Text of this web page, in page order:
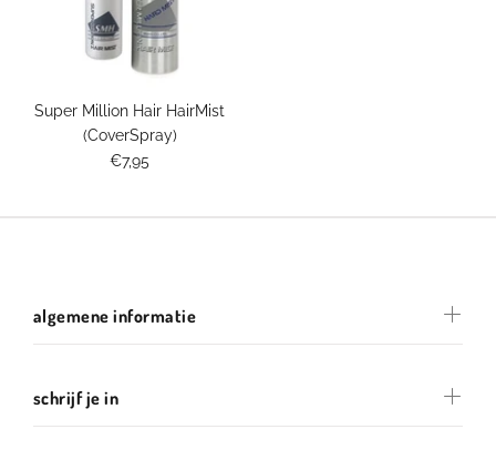
Super Million Hair HairMist
(CoverSpray)
€7,95
algemene informatie
schrijf je in